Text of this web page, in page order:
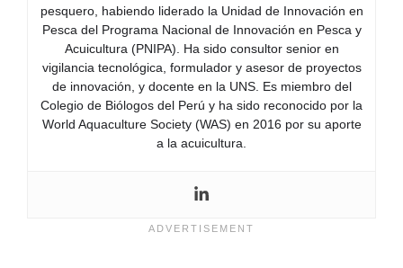
pesquero, habiendo liderado la Unidad de Innovación en
Pesca del Programa Nacional de Innovación en Pesca y
Acuicultura (PNIPA). Ha sido consultor senior en
vigilancia tecnológica, formulador y asesor de proyectos
de innovación, y docente en la UNS. Es miembro del
Colegio de Biólogos del Perú y ha sido reconocido por la
World Aquaculture Society (WAS) en 2016 por su aporte
a la acuicultura.